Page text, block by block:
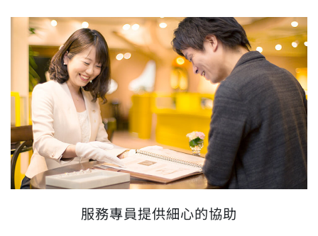
服務專員提供細心的協助